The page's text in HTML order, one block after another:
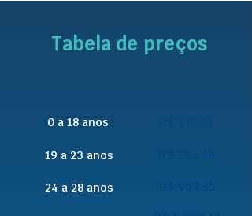
Tabela de preços
0 a 18 anos
19 a 23 anos
24 a 28 anos